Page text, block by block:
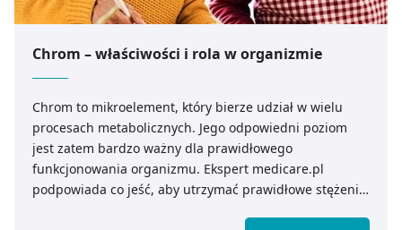
Chrom – właściwości i rola w organizmie
Chrom to mikroelement, który bierze udział w wielu
procesach metabolicznych. Jego odpowiedni poziom
jest zatem bardzo ważny dla prawidłowego
funkcjonowania organizmu. Ekspert medicare.pl
podpowiada co jeść, aby utrzymać prawidłowe stężenie